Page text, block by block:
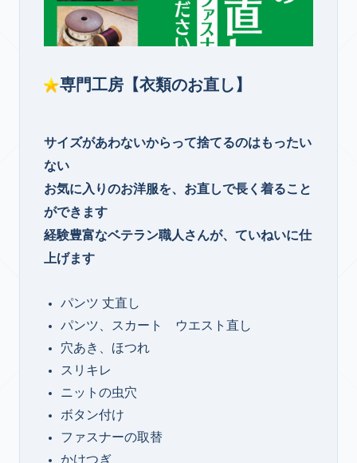
専門工房【衣類のお直し】
サイズがあわないからって捨てるのはもったい
ない
お気に入りのお洋服を、お直しで長く着ること
ができます
経験豊富なベテラン職人さんが、ていねいに仕
上げます
パンツ 丈直し
パンツ、スカート ウエスト直し
穴あき、ほつれ
スリキレ
ニットの虫穴
ボタン付け
ファスナーの取替
かけつぎ